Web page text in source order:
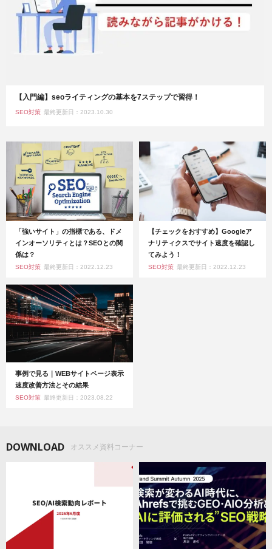
【入門編】seoライティングの基本を7ステップで習得！
SEO対策 最終更新日：2023.10.30
「強いサイト」の指標である、ドメ
インオーソリティとは？SEOとの関
係は？
SEO対策 最終更新日：2022.12.23
【チェックをおすすめ】Googleア
ナリティクスでサイト速度を確認し
てみよう！
SEO対策 最終更新日：2022.12.23
事例で見る｜WEBサイトページ表示
速度改善方法とその結果
SEO対策 最終更新日：2023.08.22
DOWNLOAD オススメ資料コーナー